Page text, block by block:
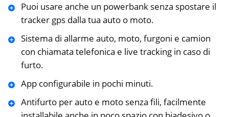
Puoi usare anche un powerbank senza spostare il
tracker gps dalla tua auto o moto.
Sistema di allarme auto, moto, furgoni e camion
con chiamata telefonica e live tracking in caso di
furto.
App configurabile in pochi minuti.
Antifurto per auto e moto senza fili, facilmente